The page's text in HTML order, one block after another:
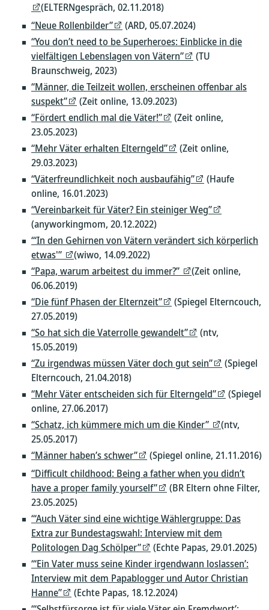
(ELTERNgespräch, 02.11.2018)
“Neue Rollenbilder”
(ARD, 05.07.2024)
“You don’t need to be Superheroes: Einblicke in die
vielfältigen Lebenslagen von Vätern”
(TU
Braunschweig, 2023)
“Männer, die Teilzeit wollen, erscheinen offenbar als
suspekt”
(Zeit online, 13.09.2023)
“Fördert endlich mal die Väter!”
(Zeit online,
23.05.2023)
“Mehr Väter erhalten Elterngeld”
(Zeit online,
29.03.2023)
“Väterfreundlichkeit noch ausbaufähig”
(Haufe
online, 16.01.2023)
“Vereinbarkeit für Väter? Ein steiniger Weg”
(anyworkingmom, 20.12.2022)
“‘In den Gehirnen von Vätern verändert sich körperlich
etwas'”
(wiwo, 14.09.2022)
“Papa, warum arbeitest du immer?”
(Zeit online,
06.06.2019)
“Die fünf Phasen der Elternzeit”
(Spiegel Elterncouch,
27.05.2019)
“So hat sich die Vaterrolle gewandelt”
(ntv,
15.05.2019)
“Zu irgendwas müssen Väter doch gut sein”
(Spiegel
Elterncouch, 21.04.2018)
“Mehr Väter entscheiden sich für Elterngeld”
(Spiegel
online, 27.06.2017)
“Schatz, ich kümmere mich um die Kinder”
(ntv,
25.05.2017)
“Männer haben’s schwer”
(Spiegel online, 21.11.2016)
“Difficult childhood: Being a father when you didn’t
have a proper family yourself”
(BR Eltern ohne Filter,
23.05.2025)
“‘Auch Väter sind eine wichtige Wählergruppe: Das
Extra zur Bundestagswahl: Interview mit dem
Politologen Dag Schölper”
(Echte Papas, 29.01.2025)
“‘Ein Vater muss seine Kinder irgendwann loslassen’:
Interview mit dem Papablogger und Autor Christian
Hanne”
(Echte Papas, 18.12.2024)